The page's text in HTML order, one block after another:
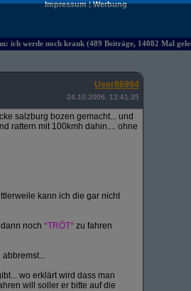
Impressum|Werbung
ich werde noch krank (489 Beiträge, 14082 Mal
User86994
24.10.2006, 12:41:35
salzburg bozen gemacht... und
rattern mit 100kmh dahin.... ohne
kann ich die gar nicht
noch *TRÖT* zu fahren
wo erklärt wird dass man
will soller er bitte auf die